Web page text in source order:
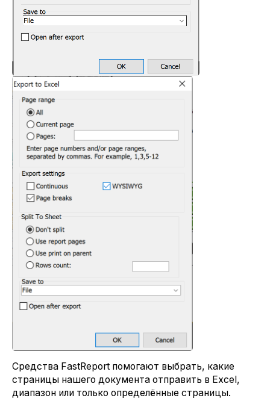
Средства FastReport помогают выбрать, какие
страницы нашего документа отправить в Excel,
диапазон или только определённые страницы.